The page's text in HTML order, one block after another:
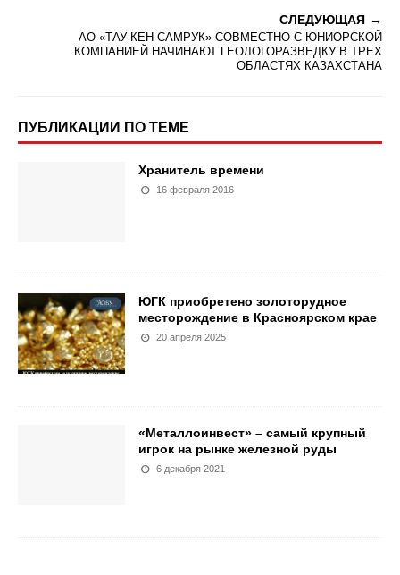
СЛЕДУЮЩАЯ
АО «ТАУ-КЕН САМРУК» СОВМЕСТНО С ЮНИОРСКОЙ
КОМПАНИЕЙ НАЧИНАЮТ ГЕОЛОГОРАЗВЕДКУ В ТРЕХ
ОБЛАСТЯХ КАЗАХСТАНА
ПУБЛИКАЦИИ ПО ТЕМЕ
Хранитель времени
16 февраля 2016
ЮГК приобретено золоторудное
месторождение в Красноярском крае
20 апреля 2025
«Металлоинвест» – самый крупный
игрок на рынке железной руды
6 декабря 2021